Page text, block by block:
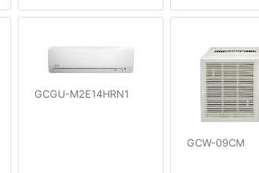
GCGU-M2E14HRN1
GCW-09CM